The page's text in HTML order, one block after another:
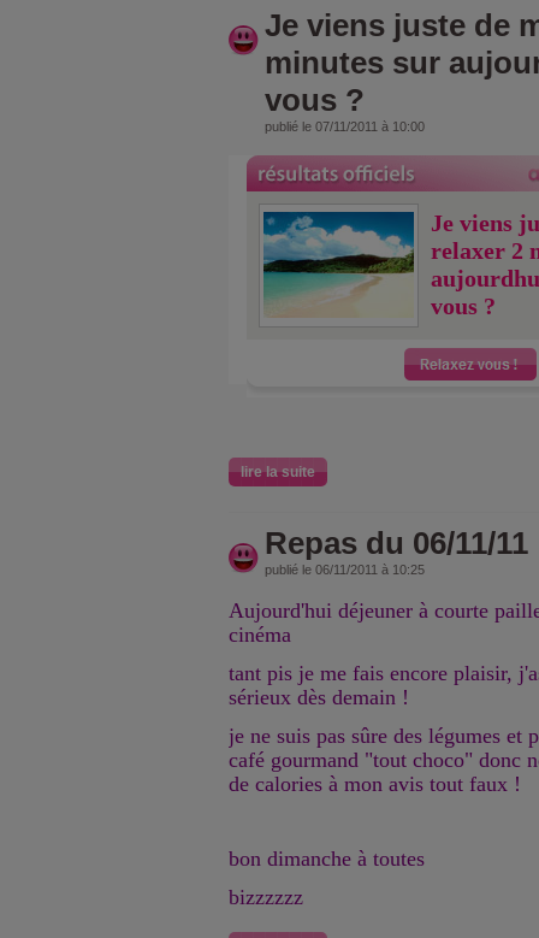
Je viens juste de
minutes sur
vous ?
publié le 07/11/2011 à 10:00
Je viens
relaxer 2
vous ?
lire la suite
Repas du 06/11/11
publié le 06/11/2011 à 10:25
Aujourd'hui déjeuner à courte
cinéma
tant pis je me fais encore plaisir,
sérieux dès demain !
je ne suis pas sûre des légumes et
café gourmand "tout choco" donc
de calories à mon avis tout faux !
bon dimanche à toutes
bizzzzzz